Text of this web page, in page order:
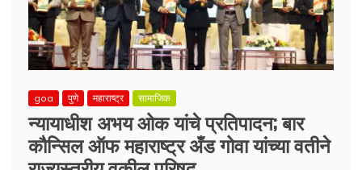
goa पुणे महाराष्ट्र सामाजिक
न्यायाधीश अभय ओक यांचे प्रतिपादन; बार
कौन्सिल ऑफ महाराष्ट्र अँड गोवा यांच्या वतीने